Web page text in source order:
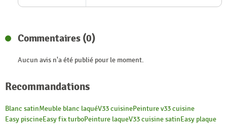
Commentaires (0)
Aucun avis n'a été publié pour le moment.
Recommandations
Blanc satinMeuble blanc laquéV33 cuisinePeinture v33 cuisine
Easy piscineEasy fix turboPeinture laqueV33 cuisine satinEasy plaque